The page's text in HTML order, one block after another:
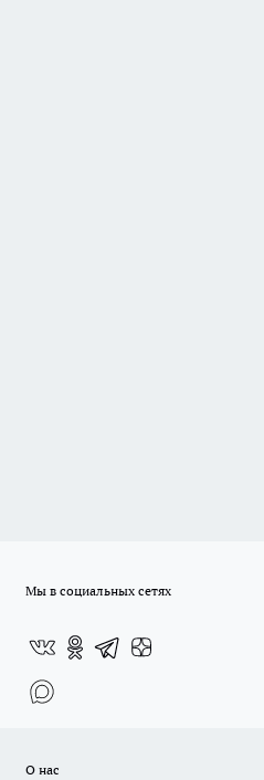
Мы в социальных сетях
О нас